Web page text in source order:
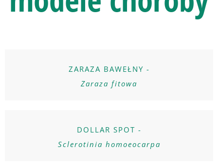
ZARAZA BAWEŁNY -
Zaraza fitowa
DOLLAR SPOT -
Sclerotinia homoeocarpa